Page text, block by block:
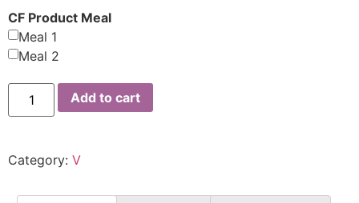
CF Product Meal
Meal 1
Meal 2
Add to cart
Category: V